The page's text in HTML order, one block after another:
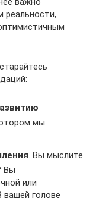
реальности,
мы
. Вы мыслите
Вы
или
вашей голове